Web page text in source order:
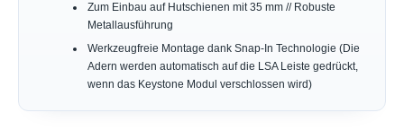
Zum Einbau auf Hutschienen mit 35 mm // Robuste
Metallausführung
Werkzeugfreie Montage dank Snap-In Technologie (Die
Adern werden automatisch auf die LSA Leiste gedrückt,
wenn das Keystone Modul verschlossen wird)